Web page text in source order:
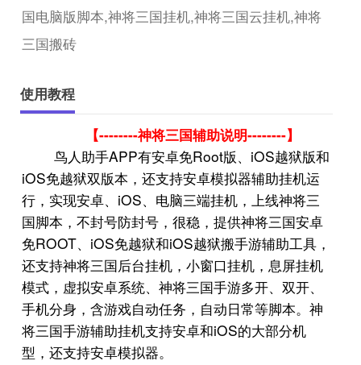
页
国电脑版脚本,神将三国挂机,神将三国云挂机,神将
三国搬砖
使用教程
【--------神将三国辅助说明--------】
鸟人助手APP有安卓免Root版、 iOS越狱版和
iOS免越狱双版本，还支持安卓模拟器辅助挂机运
行，实现安卓、 iOS、电脑三端挂机，上线神将三
国脚本，不封号防封号，很稳，提供神将三国安卓
免ROOT、 iOS免越狱和iOS越狱搬手游辅助工具，
还支持神将三国后台挂机，小窗口挂机，息屏挂机
模式，虚拟安卓系统、神将三国手游多开、双开、
手机分身，含游戏自动任务，自动日常等脚本。神
将三国手游辅助挂机支持安卓和iOS的大部分机
型，还支持安卓模拟器。